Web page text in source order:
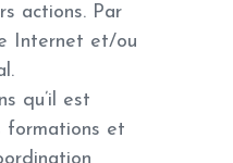
actions. Par
Internet et/ou
qu’il est
formations et